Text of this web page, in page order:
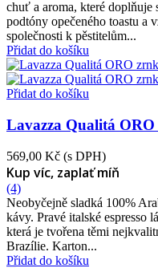
chuť a aroma, které doplňuje
podtóny opečeného toastu a
společnosti k pěstitelům...
Přidat do košíku
Přidat do košíku
Lavazza Qualitá
569,00 Kč (s DPH)
Kup víc, zaplať míň
(4)
Neobyčejně sladká 100%
kávy. Pravé italské espresso
která je tvořena těmi
Brazílie. Karton...
Přidat do košíku